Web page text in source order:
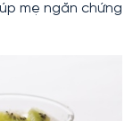
mẹ ngăn chứng